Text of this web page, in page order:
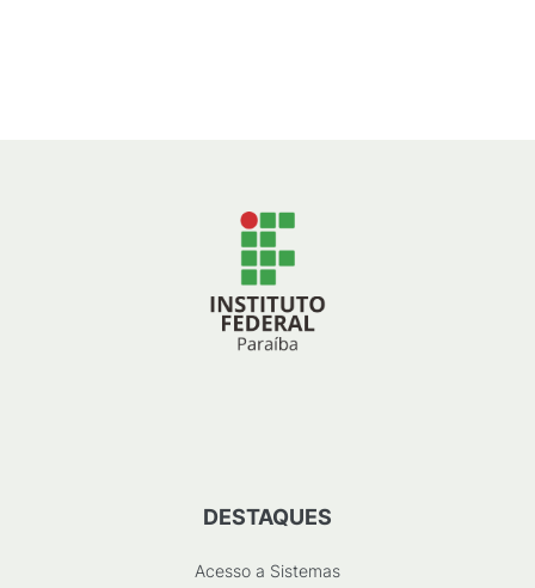
DESTAQUES
Acesso a Sistemas